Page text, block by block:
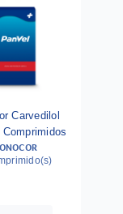
Carvedilol